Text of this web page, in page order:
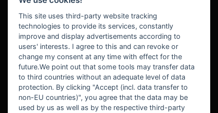
BEKANNT AUS
This site uses third-party website tracking
technologies to provide its services, constantly
improve and display advertisements according to
users' interests. I agree to this and can revoke or
change my consent at any time with effect for the
future.We point out that some tools may transfer data
to third countries without an adequate level of data
protection. By clicking "Accept (incl. data transfer to
non-EU countries)", you agree that the data may be
used by us as well as by the respective third-party